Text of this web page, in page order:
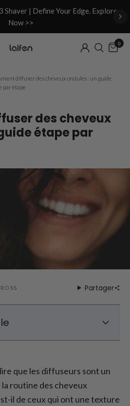
Shaver | Define Your Edge. Explore
Now >>
0
diffuser des cheveux ondulés : un guide
par étape
des cheveux
étape par
Partager
des cheveux ondulés
que les diffuseurs sont un
routine des cheveux
il de ceux qui ont une texture